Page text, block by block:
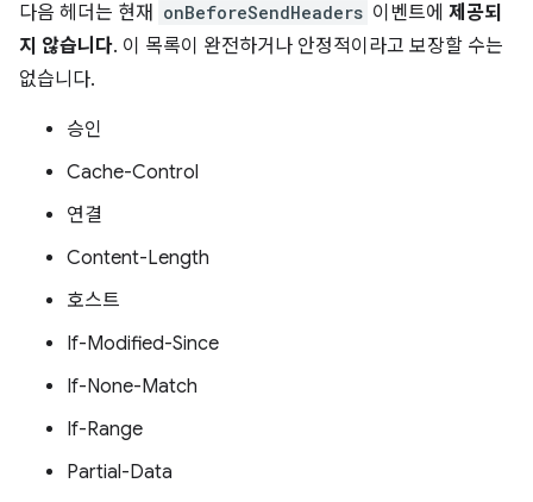
다음 헤더는 현재 onBeforeSendHeaders 이벤트에 제공되
지 않습니다. 이 목록이 완전하거나 안정적이라고 보장할 수는
없습니다.
승인
Cache-Control
연결
Content-Length
호스트
If-Modified-Since
If-None-Match
If-Range
Partial-Data